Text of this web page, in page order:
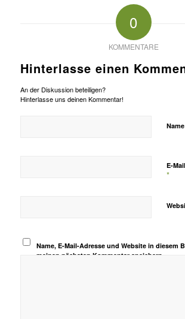
0
KOMMENTARE
Hinterlasse einen
An der Diskussion beteiligen?
Hinterlasse uns deinen Kommentar!
Name
E-
*
Name, E-Mail-Adresse und Website in diesem
meinen nächsten Kommentar speichern.